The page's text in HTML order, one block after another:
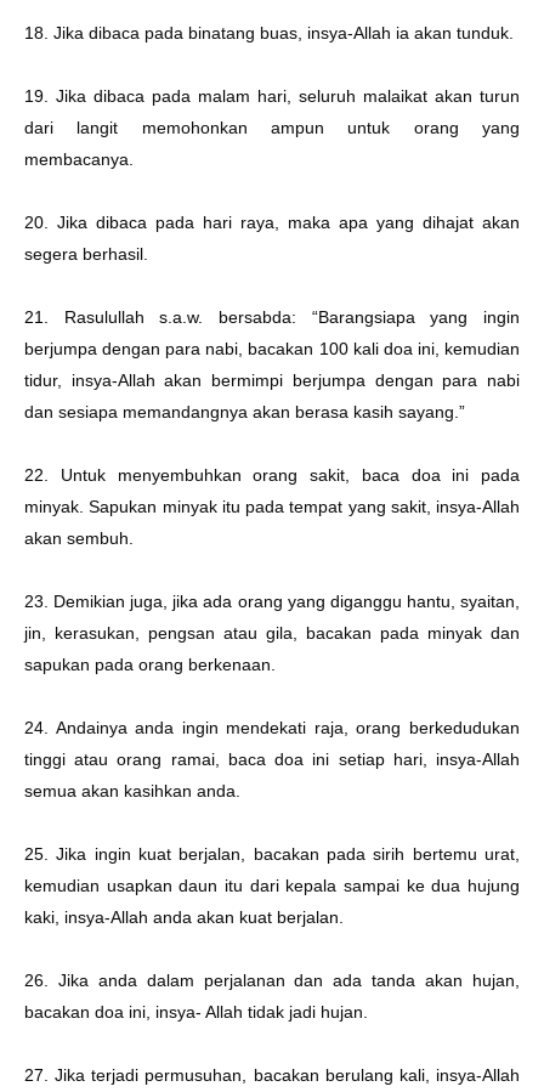
18. Jika dibaca pada binatang buas, insya-Allah ia akan tunduk.
19. Jika dibaca pada malam hari, seluruh malaikat akan turun
dari langit memohonkan ampun untuk orang yang
membacanya.
20. Jika dibaca pada hari raya, maka apa yang dihajat akan
segera berhasil.
21. Rasulullah s.a.w. bersabda: “Barangsiapa yang ingin
berjumpa dengan para nabi, bacakan 100 kali doa ini, kemudian
tidur, insya-Allah akan bermimpi berjumpa dengan para nabi
dan sesiapa memandangnya akan berasa kasih sayang.”
22. Untuk menyembuhkan orang sakit, baca doa ini pada
minyak. Sapukan minyak itu pada tempat yang sakit, insya-Allah
akan sembuh.
23. Demikian juga, jika ada orang yang diganggu hantu, syaitan,
jin, kerasukan, pengsan atau gila, bacakan pada minyak dan
sapukan pada orang berkenaan.
24. Andainya anda ingin mendekati raja, orang berkedudukan
tinggi atau orang ramai, baca doa ini setiap hari, insya-Allah
semua akan kasihkan anda.
25. Jika ingin kuat berjalan, bacakan pada sirih bertemu urat,
kemudian usapkan daun itu dari kepala sampai ke dua hujung
kaki, insya-Allah anda akan kuat berjalan.
26. Jika anda dalam perjalanan dan ada tanda akan hujan,
bacakan doa ini, insya- Allah tidak jadi hujan.
27. Jika terjadi permusuhan, bacakan berulang kali, insya-Allah